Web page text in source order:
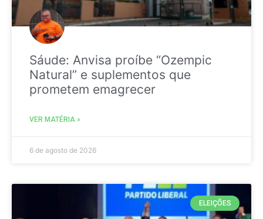
Sáude: Anvisa proíbe “Ozempic
Natural” e suplementos que
prometem emagrecer
VER MATÉRIA »
6 de agosto de 2026
ELEIÇÕES